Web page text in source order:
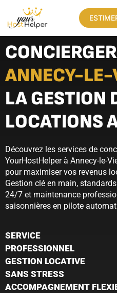
ANNECY-LE-
LA GESTION
LOCATIONS
Découvrez les services de
YourHostHelper à Annecy-le-
pour maximiser vos revenus
Gestion clé en main,
24/7 et maintenance
saisonnières en pilote
SERVICE
PROFESSIONNEL
GESTION LOCATIVE
SANS STRESS
ACCOMPAGNEMENT